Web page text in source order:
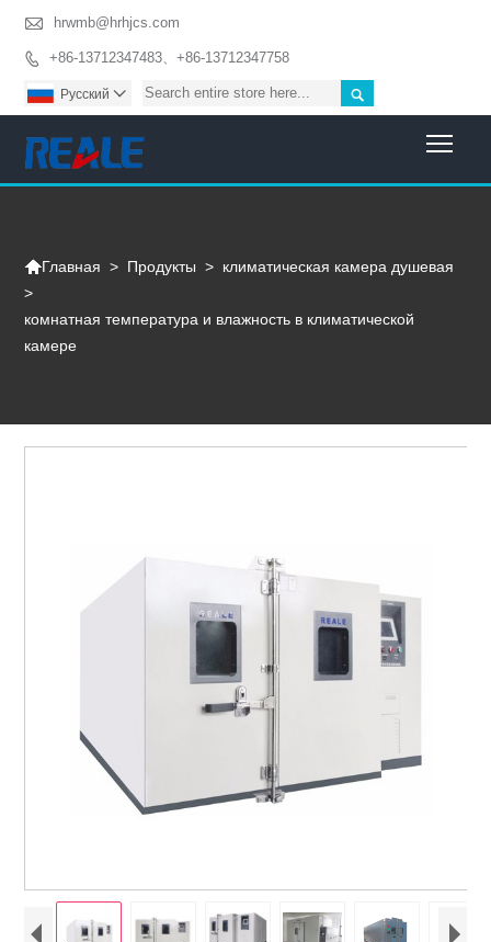
 hrwmb@hrhjcs.com
 +86-13712347483、+86-13712347758

Pусский 
Главная > Продукты > климатическая камера душевая
>
комнатная температура и влажность в климатической
камере